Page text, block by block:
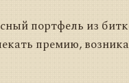
портфель из
премию,